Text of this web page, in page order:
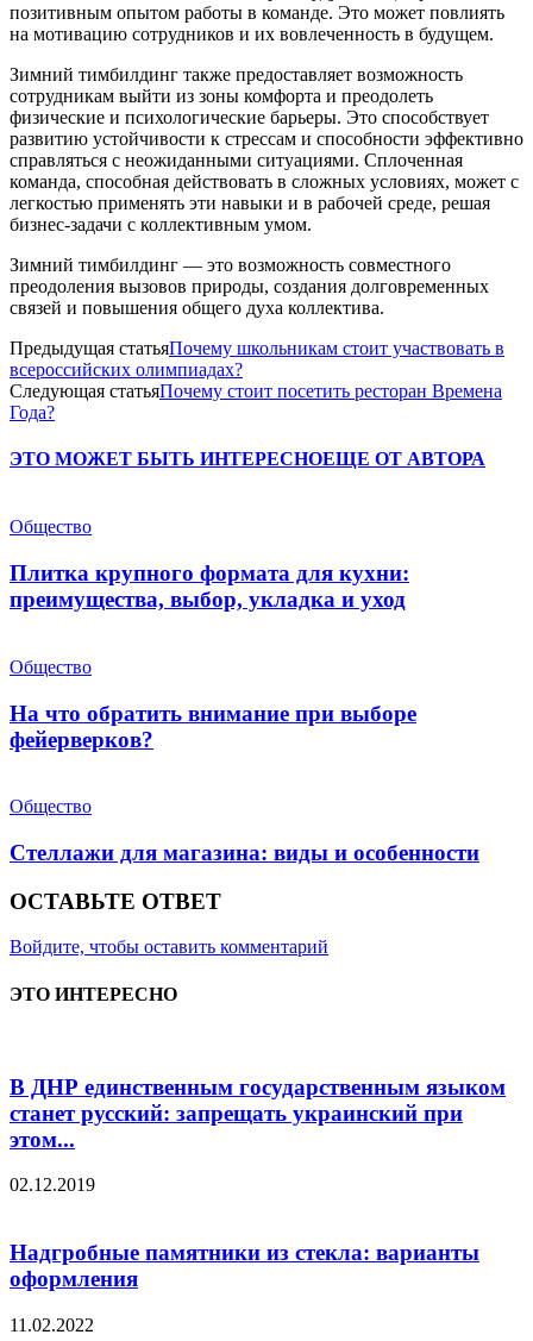
позитивным опытом работы в команде. Это может повлиять
на мотивацию сотрудников и их вовлеченность в будущем.
Зимний тимбилдинг также предоставляет возможность
сотрудникам выйти из зоны комфорта и преодолеть
физические и психологические барьеры. Это способствует
развитию устойчивости к стрессам и способности эффективно
справляться с неожиданными ситуациями. Сплоченная
команда, способная действовать в сложных условиях, может с
легкостью применять эти навыки и в рабочей среде, решая
бизнес-задачи с коллективным умом.
Зимний тимбилдинг — это возможность совместного
преодоления вызовов природы, создания долговременных
связей и повышения общего духа коллектива.
Предыдущая статьяПочему школьникам стоит участвовать в
всероссийских олимпиадах?
Следующая статьяПочему стоит посетить ресторан Времена
Года?
ЭТО МОЖЕТ БЫТЬ ИНТЕРЕСНОЕЩЕ ОТ АВТОРА
Общество
Плитка крупного формата для кухни:
преимущества, выбор, укладка и уход
Общество
На что обратить внимание при выборе
фейерверков?
Общество
Стеллажи для магазина: виды и особенности
ОСТАВЬТЕ ОТВЕТ
Войдите, чтобы оставить комментарий
ЭТО ИНТЕРЕСНО
В ДНР единственным государственным языком
станет русский: запрещать украинский при
этом...
02.12.2019
Надгробные памятники из стекла: варианты
оформления
11.02.2022